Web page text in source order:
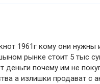
1961г кому они нужны
рынке стоит 5 тыс
почему им не
а излишки продават с